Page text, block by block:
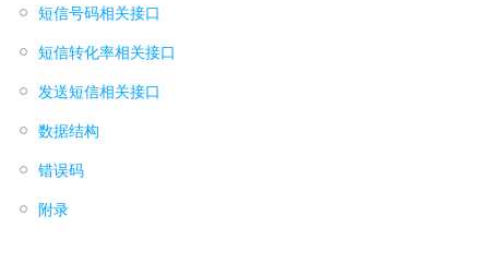
短信号码相关接口
短信转化率相关接口
发送短信相关接口
数据结构
错误码
附录